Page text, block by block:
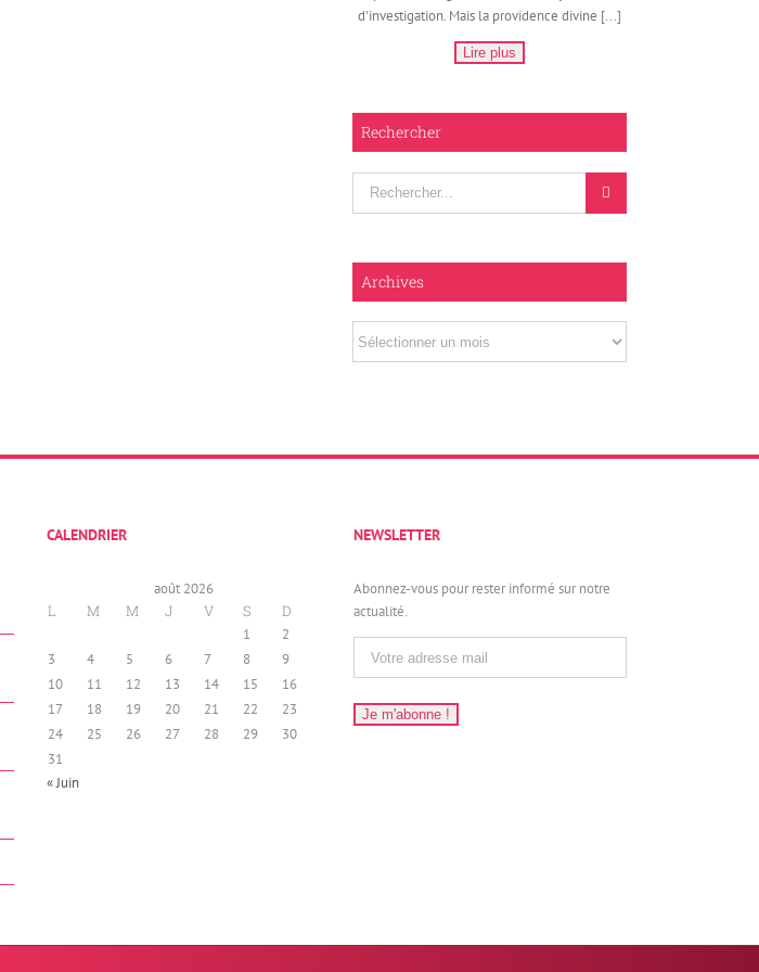
d'investigation. Mais la providence divine [...]
Lire plus
Rechercher
Rechercher
Archives
Archives
CALENDRIER
août 2026
L M M J V S D
1
2
3
4 5 6 7 8
9
10
11 12 13 14 15
16
17
18 19 20 21 22
23
24
25 26 27 28 29
30
31
« Juin
NEWSLETTER
Abonnez-vous pour rester informé sur notre
actualité.